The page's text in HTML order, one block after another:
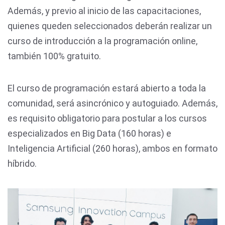
Además, y previo al inicio de las capacitaciones,
quienes queden seleccionados deberán realizar un
curso de introducción a la programación online,
también 100% gratuito.
El curso de programación estará abierto a toda la
comunidad, será asincrónico y autoguiado. Además,
es requisito obligatorio para postular a los cursos
especializados en Big Data (160 horas) e
Inteligencia Artificial (260 horas), ambos en formato
híbrido.